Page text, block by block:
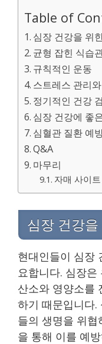
Table of
심장 건강을 위
균형 잡힌 식습
규칙적인 운동
스트레스 관리
정기적인 건강
심장 건강에 좋
심혈관 질환 예
Q&A
마무리
자매 사이트
심장 건강
현대인들이 심장
요합니다. 심장
산소와 영양소를
하기 때문입니다.
들의 생명을 위
을 통해 이를 예